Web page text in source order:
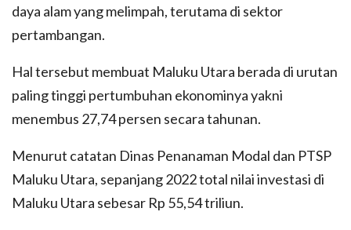
daya alam yang melimpah, terutama di sektor
pertambangan.
Hal tersebut membuat Maluku Utara berada di urutan
paling tinggi pertumbuhan ekonominya yakni
menembus 27,74 persen secara tahunan.
Menurut catatan Dinas Penanaman Modal dan PTSP
Maluku Utara, sepanjang 2022 total nilai investasi di
Maluku Utara sebesar Rp 55,54 triliun.